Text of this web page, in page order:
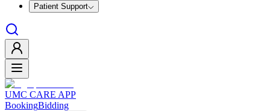
Patient Support
UMC CARE APP
BookingBidding